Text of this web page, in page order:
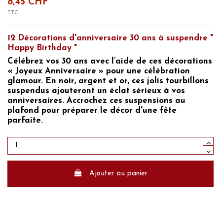
8,45 CHF
TTC
12 Décorations d'anniversaire 30 ans à suspendre "
Happy Birthday "
Célébrez vos 30 ans avec l’aide de ces décorations
« Joyeux Anniversaire » pour une célébration
glamour. En noir, argent et or, ces jolis tourbillons
suspendus ajouteront un éclat sérieux à vos
anniversaires. Accrochez ces suspensions au
plafond pour préparer le décor d'une fête
parfaite.
Ajouter au panier